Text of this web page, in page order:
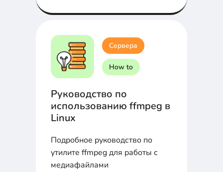
Сервера
How to
Руководство по
использованию ffmpeg в
Linux
Подробное руководство по
утилите ffmpeg для работы с
медиафайлами